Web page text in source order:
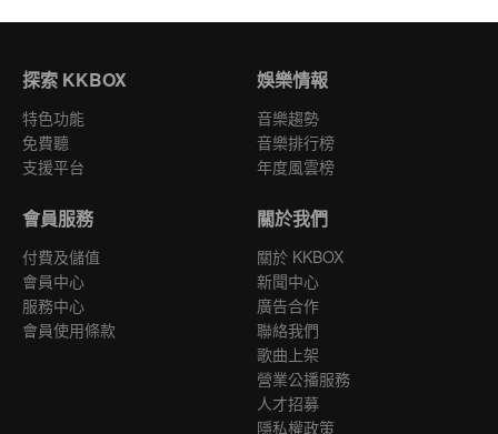
探索 KKBOX
特色功能
免費聽
支援平台
娛樂情報
音樂趨勢
音樂排行榜
年度風雲榜
會員服務
付費及儲值
會員中心
服務中心
會員使用條款
關於我們
關於 KKBOX
新聞中心
廣告合作
聯絡我們
歌曲上架
營業公播服務
人才招募
隱私權政策